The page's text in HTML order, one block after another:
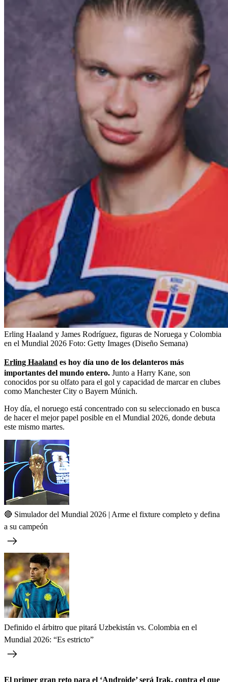
Erling Haaland y James Rodríguez, figuras de Noruega y Colombia
en el Mundial 2026 Foto: Getty Images (Diseño Semana)
Erling Haaland es hoy día uno de los delanteros más
importantes del mundo entero. Junto a Harry Kane, son
conocidos por su olfato para el gol y capacidad de marcar en clubes
como Manchester City o Bayern Múnich.
Hoy día, el noruego está concentrado con su seleccionado en busca
de hacer el mejor papel posible en el Mundial 2026, donde debuta
este mismo martes.
🔴 Simulador del Mundial 2026 | Arme el fixture completo y defina
a su campeón
Definido el árbitro que pitará Uzbekistán vs. Colombia en el
Mundial 2026: “Es estricto”
El primer gran reto para el ‘Androide’ será Irak, contra el que